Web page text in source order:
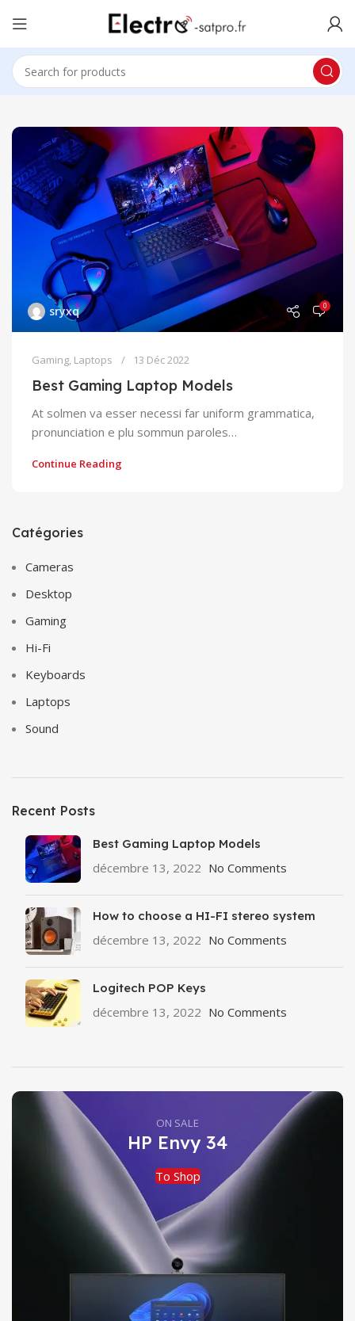
sryxq 0
Gaming, Laptops 13 Déc 2022
Best Gaming Laptop Models
At solmen va esser necessi far uniform grammatica,
pronunciation e plu sommun paroles…
Continue Reading
Catégories
Cameras
Desktop
Gaming
Hi-Fi
Keyboards
Laptops
Sound
Recent Posts
Best Gaming Laptop Models
décembre 13, 2022 No Comments
How to choose a HI-FI stereo system
décembre 13, 2022 No Comments
Logitech POP Keys
décembre 13, 2022 No Comments
ON SALE
HP Envy 34
To Shop